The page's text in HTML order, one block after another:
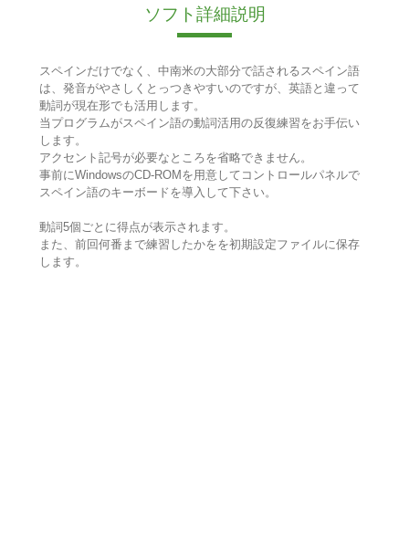
ソフト詳細説明
スペインだけでなく、中南米の大部分で話されるスペイン語
は、発音がやさしくとっつきやすいのですが、英語と違って
動詞が現在形でも活用します。
当プログラムがスペイン語の動詞活用の反復練習をお手伝い
します。
アクセント記号が必要なところを省略できません。
事前にWindowsのCD-RОMを用意してコントロールパネルで
スペイン語のキーボードを導入して下さい。
動詞5個ごとに得点が表示されます。
また、前回何番まで練習したかをを初期設定ファイルに保存
します。